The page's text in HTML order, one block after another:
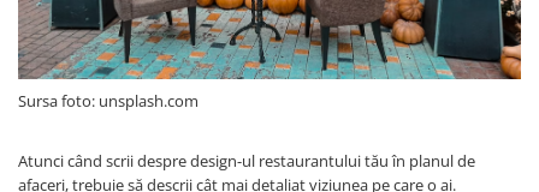
Sursa foto: unsplash.com
Atunci când scrii despre design-ul restaurantului tău în planul de
afaceri, trebuie să descrii cât mai detaliat viziunea pe care o ai.